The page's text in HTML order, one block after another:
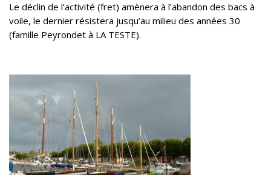
Le déclin de l’activité (fret) amènera à l’abandon des bacs à
voile, le dernier résistera jusqu’au milieu des années 30
(famille Peyrondet à LA TESTE).